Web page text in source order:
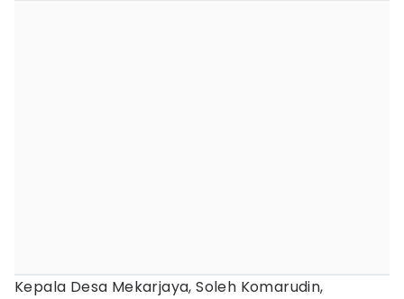
Kepala Desa Mekarjaya, Soleh Komarudin,